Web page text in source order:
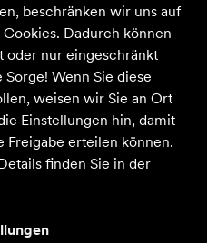
beschränken wir uns auf
Dadurch können
oder nur eingeschränkt
Wenn Sie diese
weisen wir Sie an Ort
Einstellungen hin, damit
Freigabe erteilen können.
finden Sie in der